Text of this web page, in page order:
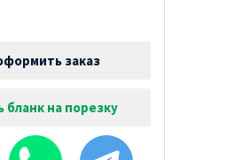
заказ
бланк на порезку